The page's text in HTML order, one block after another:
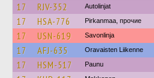
17 RJV-352 Autolinjat
17 HSA-776 Pirkanmaa, прочие
17 USN-619 Savonlinja
17 AFJ-635 Oravaisten Liikenne
17 HSM-517 Paunu